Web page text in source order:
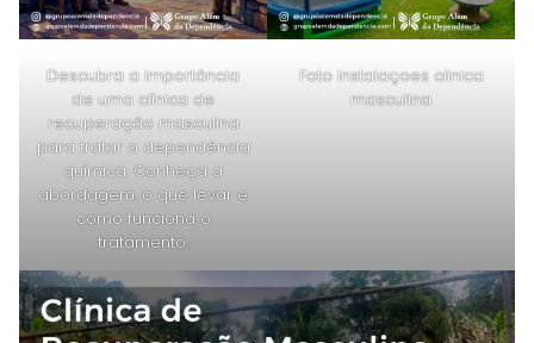
Descubra a importância
de uma clínica de
recuperação masculina
para tratar a dependência
química. Conheça a
abordagem, o que levar e
como funciona o
tratamento.
Foto instalaçoes clinica
masculina